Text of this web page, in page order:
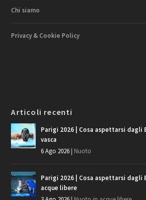
Chi siamo
Privacy & Cookie Policy
Articoli recenti
Parigi 2026 | Cosa aspettarsi dagli
vasca
6 Ago 2026| Nuoto
Parigi 2026 | Cosa aspettarsi dagli
acque libere